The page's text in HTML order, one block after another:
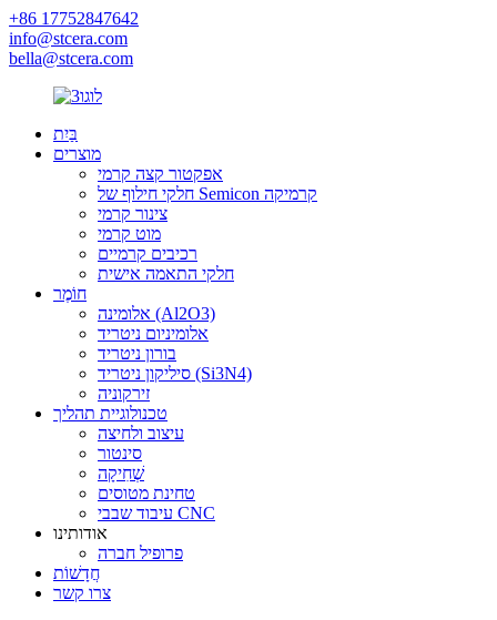
+86 17752847642
info@stcera.com
bella@stcera.com
בַּיִת
מוצרים
אפקטור קצה קרמי
חלקי חילוף של Semicon קרמיקה
צינור קרמי
מוט קרמי
רכיבים קרמיים
חלקי התאמה אישית
חוֹמֶר
אלומינה (Al2O3)
אלומיניום ניטריד
בורון ניטריד
סיליקון ניטריד (Si3N4)
זירקוניה
טכנולוגיית תהליך
עיצוב ולחיצה
סינטור
שְׁחִיקָה
טחינת מטוסים
עיבוד שבבי CNC
אודותינו
פרופיל חברה
חֲדָשׁוֹת
צרו קשר